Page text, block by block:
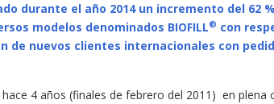
durante el año 2014 un incremento del 62
modelos denominados BIOFILL® con
de nuevos clientes internacionales con
4 años (finales de febrero del 2011) en plena